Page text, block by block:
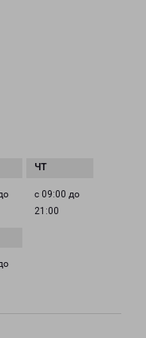
с 09:00 до
21:00